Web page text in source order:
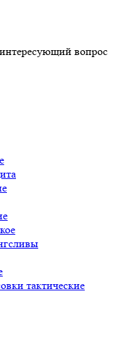
вопрос
тактические